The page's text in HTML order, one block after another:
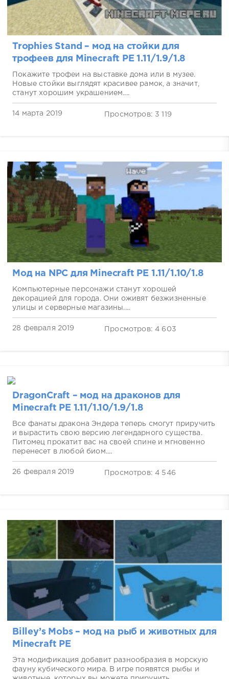
Trophies Stand – мод на стойки для
трофеев для Minecraft PE 1.11/1.9/1.8
Покажите трофеи на выставке дома или в музее.
Новые стойки выглядят красивее рамок, а значит,
станут хорошим украшением....
14 марта 2019 Просмотров: 3 119
Мод на NPC для Minecraft PE 1.11/1.10/1.8
Компьютерные персонажи станут хорошей
декорацией для города. Они оживят безжизненные
улицы и серверные магазины....
28 февраля 2019 Просмотров: 4 603
DragonCraft – мод на драконов для
Minecraft PE 1.11/1.10/1.9/1.8
Все фанаты дракона Эндера теперь смогут приручить
и вырастить свою версию легендарного существа.
Питомец прокатит вас на своей спине и мгновенно
перенесет в любой биом....
26 февраля 2019 Просмотров: 4 546
Billey’s Mobs – мод на рыб и животных для
Minecraft PE
Эта модификация добавит разнообразия в морскую
фауну кубического мира. В игре появятся рыбы и